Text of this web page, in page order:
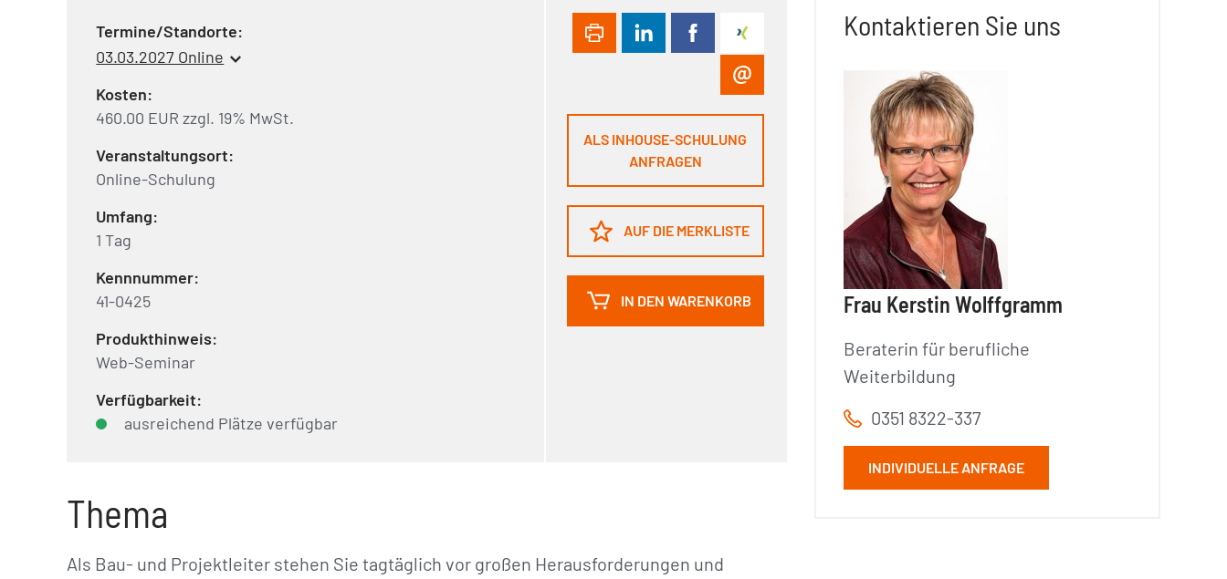
Termine/Standorte:
03.03.2027 Online
Kosten:
460.00 EUR zzgl. 19% MwSt.
Veranstaltungsort:
Online-Schulung
Umfang:
1 Tag
Kennnummer:
41-0425
Produkthinweis:
Web-Seminar
Verfügbarkeit:
ausreichend Plätze verfügbar
ALS INHOUSE-SCHULUNG
ANFRAGEN
AUF DIE MERKLISTE
IN DEN WARENKORB
Thema
Als Bau- und Projektleiter stehen Sie tagtäglich vor großen Herausforderungen und
Kontaktieren Sie uns
Frau Kerstin Wolffgramm
Beraterin für berufliche
Weiterbildung
0351 8322-337
INDIVIDUELLE ANFRAGE